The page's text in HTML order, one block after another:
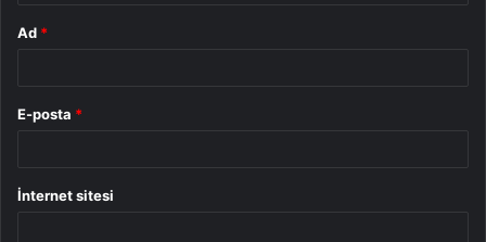
Ad *
E-posta *
İnternet sitesi